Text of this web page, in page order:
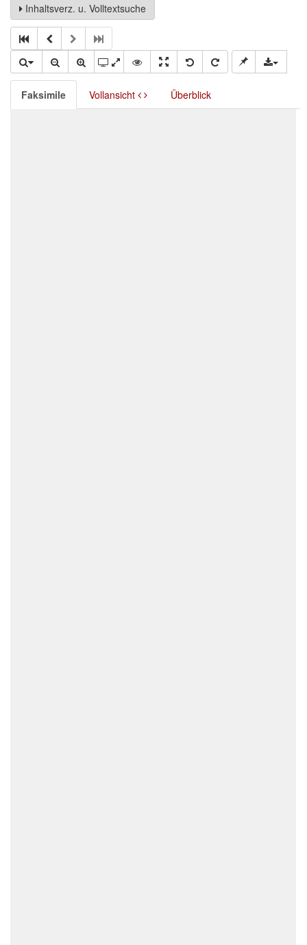
Inhaltsverz. u. Volltextsuche
Faksimile Vollansicht Überblick